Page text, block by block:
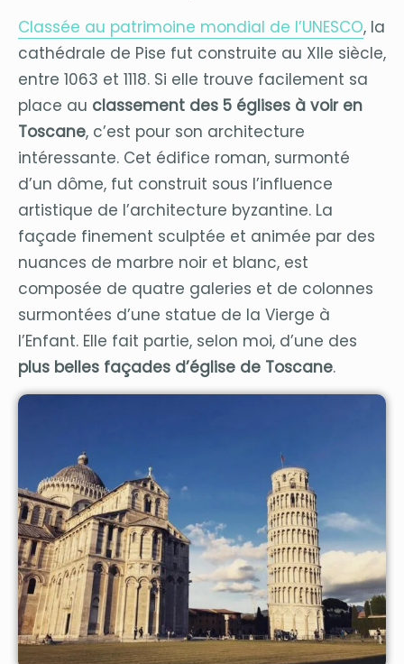
Classée au patrimoine mondial de l’UNESCO, la
cathédrale de Pise fut construite au XIIe siècle,
entre 1063 et 1118. Si elle trouve facilement sa
place au classement des 5 églises à voir en
Toscane, c’est pour son architecture
intéressante. Cet édifice roman, surmonté
d’un dôme, fut construit sous l’influence
artistique de l’architecture byzantine. La
façade finement sculptée et animée par des
nuances de marbre noir et blanc, est
composée de quatre galeries et de colonnes
surmontées d’une statue de la Vierge à
l’Enfant. Elle fait partie, selon moi, d’une des
plus belles façades d’église de Toscane.